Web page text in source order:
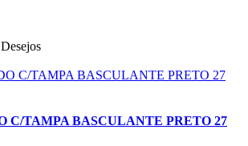
C/TAMPA BASCULANTE PRETO 27